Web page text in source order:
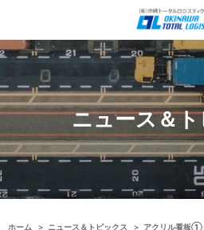
ニュース＆
ホーム ニュース＆トピックス アクリル看板①